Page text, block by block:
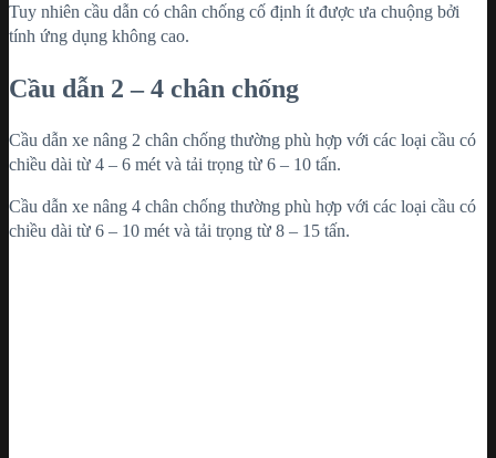
Tuy nhiên cầu dẫn có chân chống cố định ít được ưa chuộng bởi
tính ứng dụng không cao.
Cầu dẫn 2 – 4 chân chống
Cầu dẫn xe nâng 2 chân chống thường phù hợp với các loại cầu có
chiều dài từ 4 – 6 mét và tải trọng từ 6 – 10 tấn.
Cầu dẫn xe nâng 4 chân chống thường phù hợp với các loại cầu có
chiều dài từ 6 – 10 mét và tải trọng từ 8 – 15 tấn.